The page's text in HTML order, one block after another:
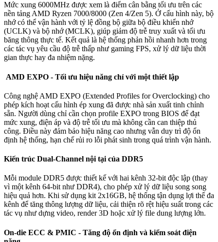
Mức xung 6000MHz được xem là điểm cân bằng tối ưu trên các
nền tảng AMD Ryzen 7000/8000 (Zen 4/Zen 5). Ở cấu hình này, bộ
nhớ có thể vận hành với tỷ lệ đồng bộ giữa bộ điều khiển nhớ
(UCLK) và bộ nhớ (MCLK), giúp giảm độ trễ truy xuất và tối ưu
băng thông thực tế. Kết quả là hệ thống phản hồi nhanh hơn trong
các tác vụ yêu cầu độ trễ thấp như gaming FPS, xử lý dữ liệu thời
gian thực hay đa nhiệm nặng.
AMD EXPO - Tối ưu hiệu năng chỉ với một thiết lập
Công nghệ AMD EXPO (Extended Profiles for Overclocking) cho
phép kích hoạt cấu hình ép xung đã được nhà sản xuất tinh chỉnh
sẵn. Người dùng chỉ cần chọn profile EXPO trong BIOS để đạt
mức xung, điện áp và độ trễ tối ưu mà không cần can thiệp thủ
công. Điều này đảm bảo hiệu năng cao nhưng vẫn duy trì độ ổn
định hệ thống, hạn chế rủi ro lỗi phát sinh trong quá trình vận hành.
Kiến trúc Dual-Channel nội tại của DDR5
Mỗi module DDR5 được thiết kế với hai kênh 32-bit độc lập (thay
vì một kênh 64-bit như DDR4), cho phép xử lý dữ liệu song song
hiệu quả hơn. Khi sử dụng kit 2x16GB, hệ thống tận dụng lợi thế đa
kênh để tăng thông lượng dữ liệu, cải thiện rõ rệt hiệu suất trong các
tác vụ như dựng video, render 3D hoặc xử lý file dung lượng lớn.
On-die ECC & PMIC - Tăng độ ổn định và kiểm soát điện